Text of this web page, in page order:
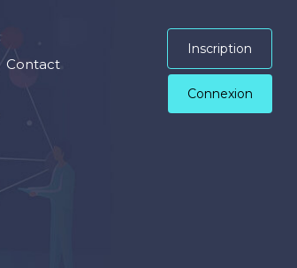
Contact
Inscription
Connexion